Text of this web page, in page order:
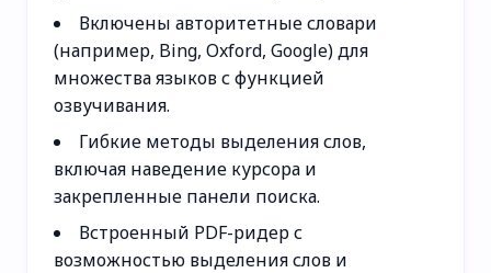
Включены авторитетные словари
(например, Bing, Oxford, Google) для
множества языков с функцией
озвучивания.
Гибкие методы выделения слов,
включая наведение курсора и
закрепленные панели поиска.
Встроенный PDF-ридер с
возможностью выделения слов и